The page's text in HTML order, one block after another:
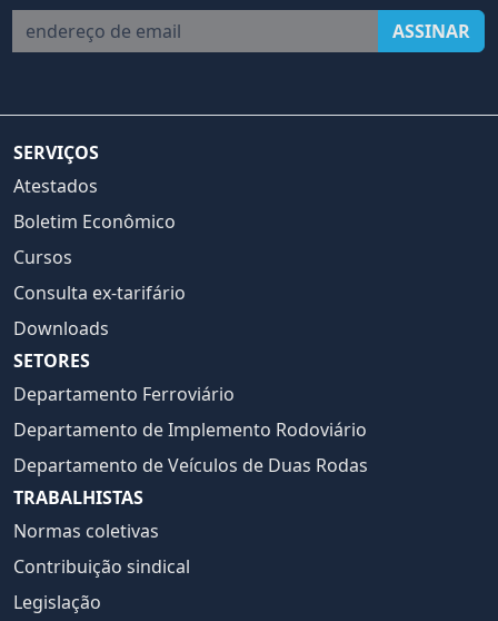
endereço de email
ASSINAR
SERVIÇOS
Atestados
Boletim Econômico
Cursos
Consulta ex-tarifário
Downloads
SETORES
Departamento Ferroviário
Departamento de Implemento Rodoviário
Departamento de Veículos de Duas Rodas
TRABALHISTAS
Normas coletivas
Contribuição sindical
Legislação